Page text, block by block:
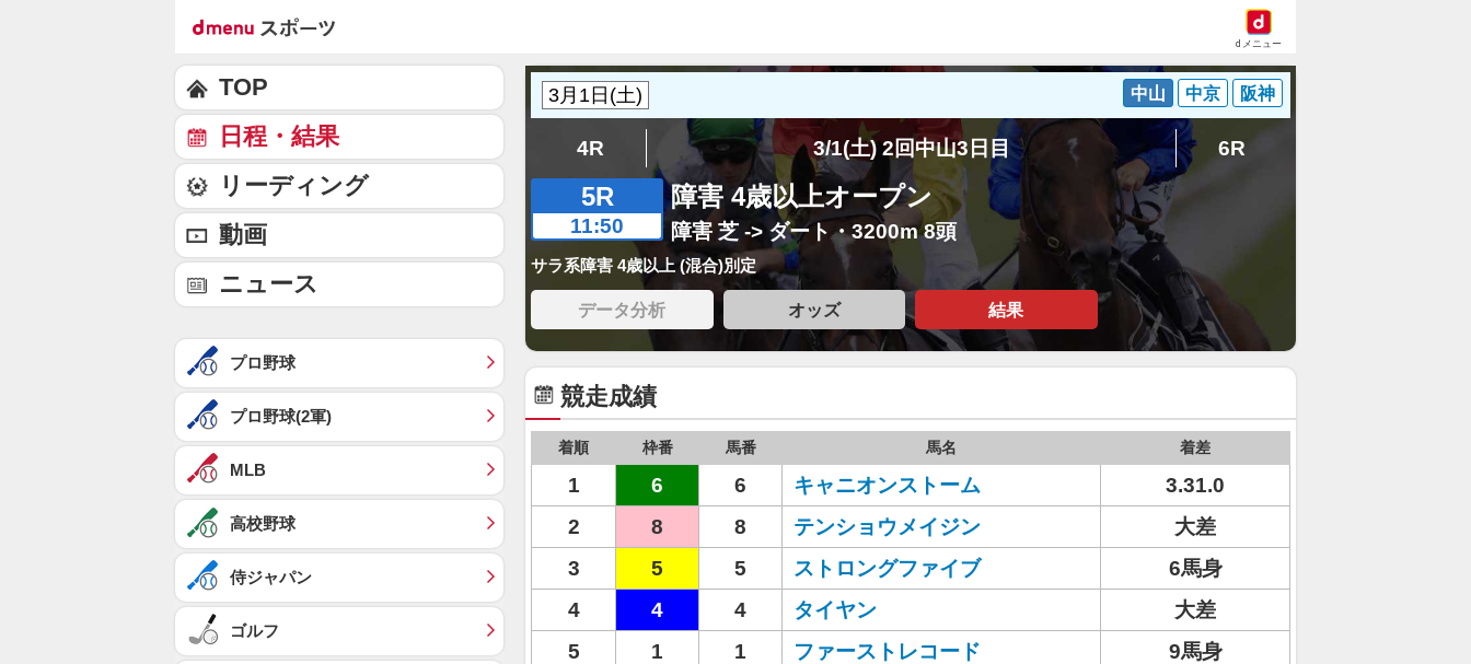
dメニュー
中山 中京 阪神
4R 3/1(土) 2回中山3日目 6R
5R
11:50
障害 4歳以上オープン
障害 芝 -> ダート・3200m 8頭
サラ系障害 4歳以上 (混合)別定
データ分析 オッズ 結果
競走成績
着順 枠番 馬番 馬名 着差
1 6 6 キャニオンストーム
3.31.0
2
8 8 テンショウメイジン
大差
3
5 5 ストロングファイブ
6馬身
4
4 4 タイヤン
大差
5
1 1 ファーストレコード
9馬身
TOP
日程・結果
リーディング
動画
ニュース
プロ野球
プロ野球(2軍)
MLB
高校野球
侍ジャパン
ゴルフ